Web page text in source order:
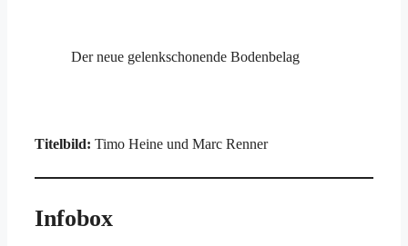
Der neue gelenkschonende Bodenbelag
Titelbild: Timo Heine und Marc Renner
Infobox